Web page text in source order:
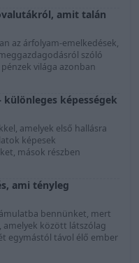
amit talán
az árfolyam-emelkedések,
szóló
világa azonban
képességek
amelyek első hallásra
képesek
mások részben
ami tényleg
bennünket, mert
amelyek között látszólag
egymástól távol élő ember